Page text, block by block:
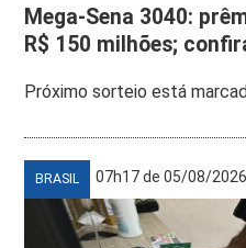
Mega-Sena 3040:
R$ 150 milhões;
Próximo sorteio está
BRASIL 07h17 de 05/08/2026